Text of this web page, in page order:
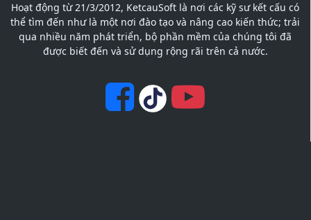
Hoạt động từ 21/3/2012, KetcauSoft là nơi các kỹ sư kết cấu có
thể tìm đến như là một nơi đào tạo và nâng cao kiến thức; trải
qua nhiều năm phát triển, bộ phần mềm của chúng tôi đã
được biết đến và sử dụng rộng rãi trên cả nước.